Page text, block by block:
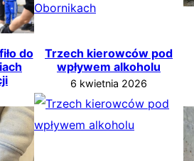
do
Trzech kierowców pod
wpływem alkoholu
6 kwietnia 2026